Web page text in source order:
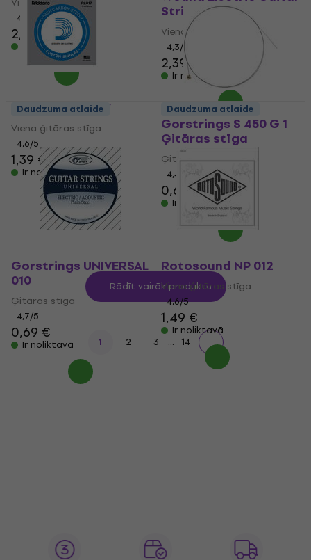
4,8 /5
2,55 € 2,79 €
Ir noliktavā
Strings 6 pack
Viena ģitāras stīga
4,3/5
2,39 €
Ir noliktavā
D'Addario PL 017
Viena ģitāras stīga
4,6/5
1,39 €
Ir noliktavā
Gorstrings S 450 G 1
Ģitāras stīga
Ģitāras stīga
4,4
0,69 €
Ir noliktavā
Daudzuma atlaide
Gorstrings UNIVERSAL
010
Ģitāras stīga
4,7/5
0,69 €
Ir noliktavā
Daudzuma atlaide
Rotosound NP 012
Viena ģitāras stīga
4,6/5
1,49 €
Ir noliktavā
Rādīt vairāk produktu
1 2 3 ... 14